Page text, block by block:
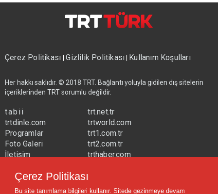
Çerez Politikası|Gizlilik Politikası| Kullanım Koşulları
Her hakkı saklıdır. © 2018 TRT. Bağlantı yoluyla gidilen dış sitelerin
içeriklerinden TRT sorumlu değildir.
tabii
trtdinle.com
Programlar
Foto Galeri
İletişim
trt.net.tr
trtworld.com
trt1.com.tr
trt2.com.tr
trthaber.com
trtavaz.com.tr
Çerez Politikası
Bu site tanımlama bilgileri kullanır. Sitede gezinmeye devam